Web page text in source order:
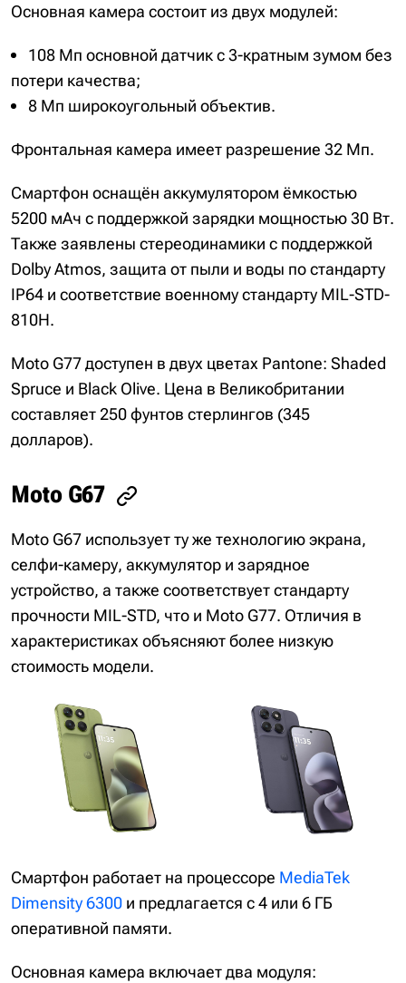
Основная камера состоит из двух модулей:
108 Мп основной датчик с 3-кратным зумом без
потери качества;
8 Мп широкоугольный объектив.
Фронтальная камера имеет разрешение 32 Мп.
Смартфон оснащён аккумулятором ёмкостью
5200 мАч с поддержкой зарядки мощностью 30 Вт.
Также заявлены стереодинамики с поддержкой
Dolby Atmos, защита от пыли и воды по стандарту
IP64 и соответствие военному стандарту MIL-STD-
810H.
Moto G77 доступен в двух цветах Pantone: Shaded
Spruce и Black Olive. Цена в Великобритании
составляет 250 фунтов стерлингов (345
долларов).
Moto G67
Moto G67 использует ту же технологию экрана,
селфи-камеру, аккумулятор и зарядное
устройство, а также соответствует стандарту
прочности MIL-STD, что и Moto G77. Отличия в
характеристиках объясняют более низкую
стоимость модели.
Смартфон работает на процессоре MediaTek
Dimensity 6300 и предлагается с 4 или 6 ГБ
оперативной памяти.
Основная камера включает два модуля: